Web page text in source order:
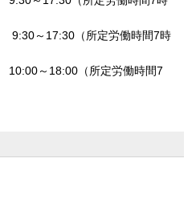
17:30（所定労働時間7時
～18:00（所定労働時間7